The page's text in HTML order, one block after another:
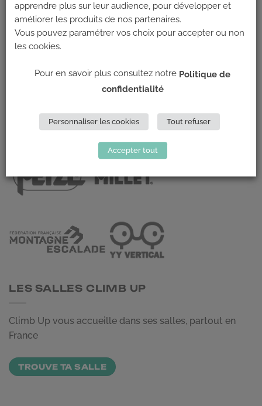
ADRESSE
Climb Up (Siège social)
69 007 LYON
LES PARTENAIRES
LES SALLES CLIMB UP
Climb Up vous accueille dans ses salles, partout en
France
TROUVE TA SALLE
apprendre plus sur leur audience, pour développer et
améliorer les produits de nos partenaires.
Vous pouvez paramétrer vos choix pour accepter ou non
les cookies.
Pour en savoir plus consultez notre Politique de
confidentialité
Personnaliser les cookies Tout refuser
Accepter tout